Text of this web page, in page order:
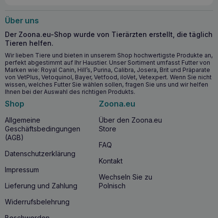
Wann sollten Sie mit der Anwendung von
AURUM Argentum 30ml beginnen?
AURUM Argentum
Hunden und Katzen empfohlen, die an verschiedenen
Arten vonOhrinfektionenleiden, einschließlich
bakterieller, pilzbedingter oder parasitärerInfektionen.
Das Produkt wird aufgetragen, nachdem die Ohren zuvor
mit Aurum 0 gewaschen und mit einem geeigneten Präparat
aus der Aurum-Reihe (2, 3 oder 4) gespült wurden. Die
regelmäßige Anwendung des Produkts trägt zur Erhaltung
der Gesundheit der Ohren bei und verhindert das
Wiederauftreten von Infektionen.
Warum sollten Sie AURUM Argentum 30ml
kaufen?
AURUM Argentum 30ml ist ein spezielles Präparat für die
Ohrenhygiene , das nicht nur die Behandlung von
Infektionen unterstützt, sondern auch hilft, deren
Wiederauftreten zu verhindern. Dank des aktiven
Nanosilbers wirkt das Gel schnell und effektiv und beseitigt
die für die Entzündung verantwortlichen Erreger. Die
Über uns
Der Zoona.eu-Shop wurde von Tierärzten erstellt, die täglich
Tieren helfen.
Wir lieben Tiere und bieten in unserem Shop hochwertigste Produkte an,
perfekt abgestimmt auf Ihr Haustier. Unser Sortiment umfasst Futter von
Marken wie: Royal Canin, Hill’s, Purina, Calibra, Josera, Brit und Präparate
von VetPlus, Vetoquinol, Bayer, Vetfood, iloVet, Vetexpert. Wenn Sie nicht
wissen, welches Futter Sie wählen sollen, fragen Sie uns und wir helfen
Ihnen bei der Auswahl des richtigen Produkts.
Shop
Allgemeine
Geschäftsbedingungen
(AGB)
Datenschutzerklärung
Impressum
Lieferung und Zahlung
Widerrufsbelehrung
Zoona.eu
Über den Zoona.eu
Store
FAQ
Kontakt
Wechseln Sie zu
Polnisch